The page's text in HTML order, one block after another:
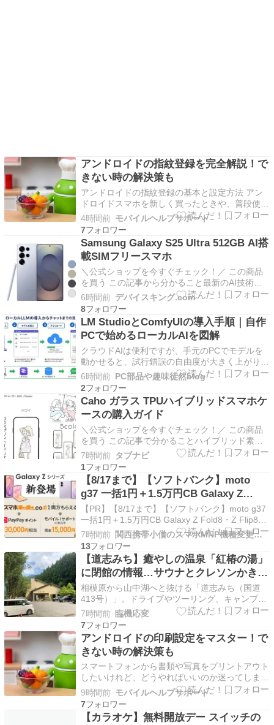
アンドロイドの指紋登録を完全解説！で
きない時の解決策も
アンドロイドの指紋登録の基本と設定方法 アン
ドロイドスマホを新しく買ったときや、普段使い
でまず設定しておきたいのが指紋登録ですよね。
パスワードを毎回打ち込む手間が省けて、サッと
画面が開くのは本当に便利です。この章では、ア
[…]
4時間前 モバイルヘルプサポート
7
Samsung Galaxy S25 Ultra 512GB AI搭
載SIMフリースマホ
＼公式ショップを今すぐチェック！／ この商品
を買う この記事から分かること最新のAI技術を
搭載した高性能スマホの特徴がわかる大容量スト
レージや防水性能などの実用的なポイントを理解
できる購入前に知っておきたい注意点やFAQで疑
問を解消できる Samsung Galaxy S25 …
6時間前 デバイスキング.com
8
LM StudioとComfyUIの導入手順｜自作
PCで始めるローカルAIを図解
クラウドAIは便利ですが、手元のPCでモデルを
動かせると、試行錯誤の自由度が大きく上がりま
す。この記事では、文章生成の入口になるLM
Studioと、画像生成のワークフローを組める
ComfyUIを、Windowsの自作PCへ導入する手順
を整理します。対象は、まずローカルAIを触っ…
6時間前 PC部品や趣味徒然blog
2
Caho ガラス TPUハイブリッドスマホケ
ースの購入ガイド
＼公式ショップを今すぐチェック！／ この商品
を買う この記事で分かることハイブリッド素材
を使ったスマホケースの特徴とメリットが分かる
UVプリント技術による美しいデザインの魅力を
理解できる対応機種や選び方、使い方のポイント
を詳しく知ることができる ハイブリッド素材で
作られたスマホ…
7時間前 タブナビ
1
【8/17まで】【ソフトバンク】moto
g37 一括1円＋1.5万円CB Galaxy Z
Fold8・Z Flip8 1.5万円CB＋最大3万円
相当還元 対象機種は事務手数料無料
【PR】【8/17まで】【ソフトバンク】moto g37
一括1円＋1.5万円CB Galaxy Z Fold8・Z Flip8
1.5万円CB＋最大3万円相当還元 対象機種は事務
手数料無料SoftBank キャンペーン情報スマホ乗
り換え.comでは、ソフトバンクへの乗り換えキ
ャ…
7時間前
関西携帯小僧のスマホMNP機種変更情報！
13
【道志みち】癒やしの温泉「紅椿の湯」
に閉館の情報…サウナとクレソンかき揚
げを惜しむ
相模原から山中湖へと抜ける「道志みち（国道
413号）」。ドライブやツーリング、キャンプの
途中に立ち寄る憩いの場として、多くのライダー
や観光客に愛されてきた「道志川温泉 紅椿の
湯」に、とてもショッキングな情報が入ってきま
し […]
7時間前 臨機応変
7
アンドロイドの印刷設定をマスター！で
きない時の解決策も
スマートフォンから書類や写真をプリントアウト
したいけれど、どうやればいいのか迷ってしまう
ことってありますよね。特にアンドロイドの印刷
設定に関する手順がわからなかったり、いざやろ
うとしてもプリンターが検出されないなど、うま
[…]
9時間前 モバイルヘルプサポート
7
【カラオケ】無料開放デー スイッチの